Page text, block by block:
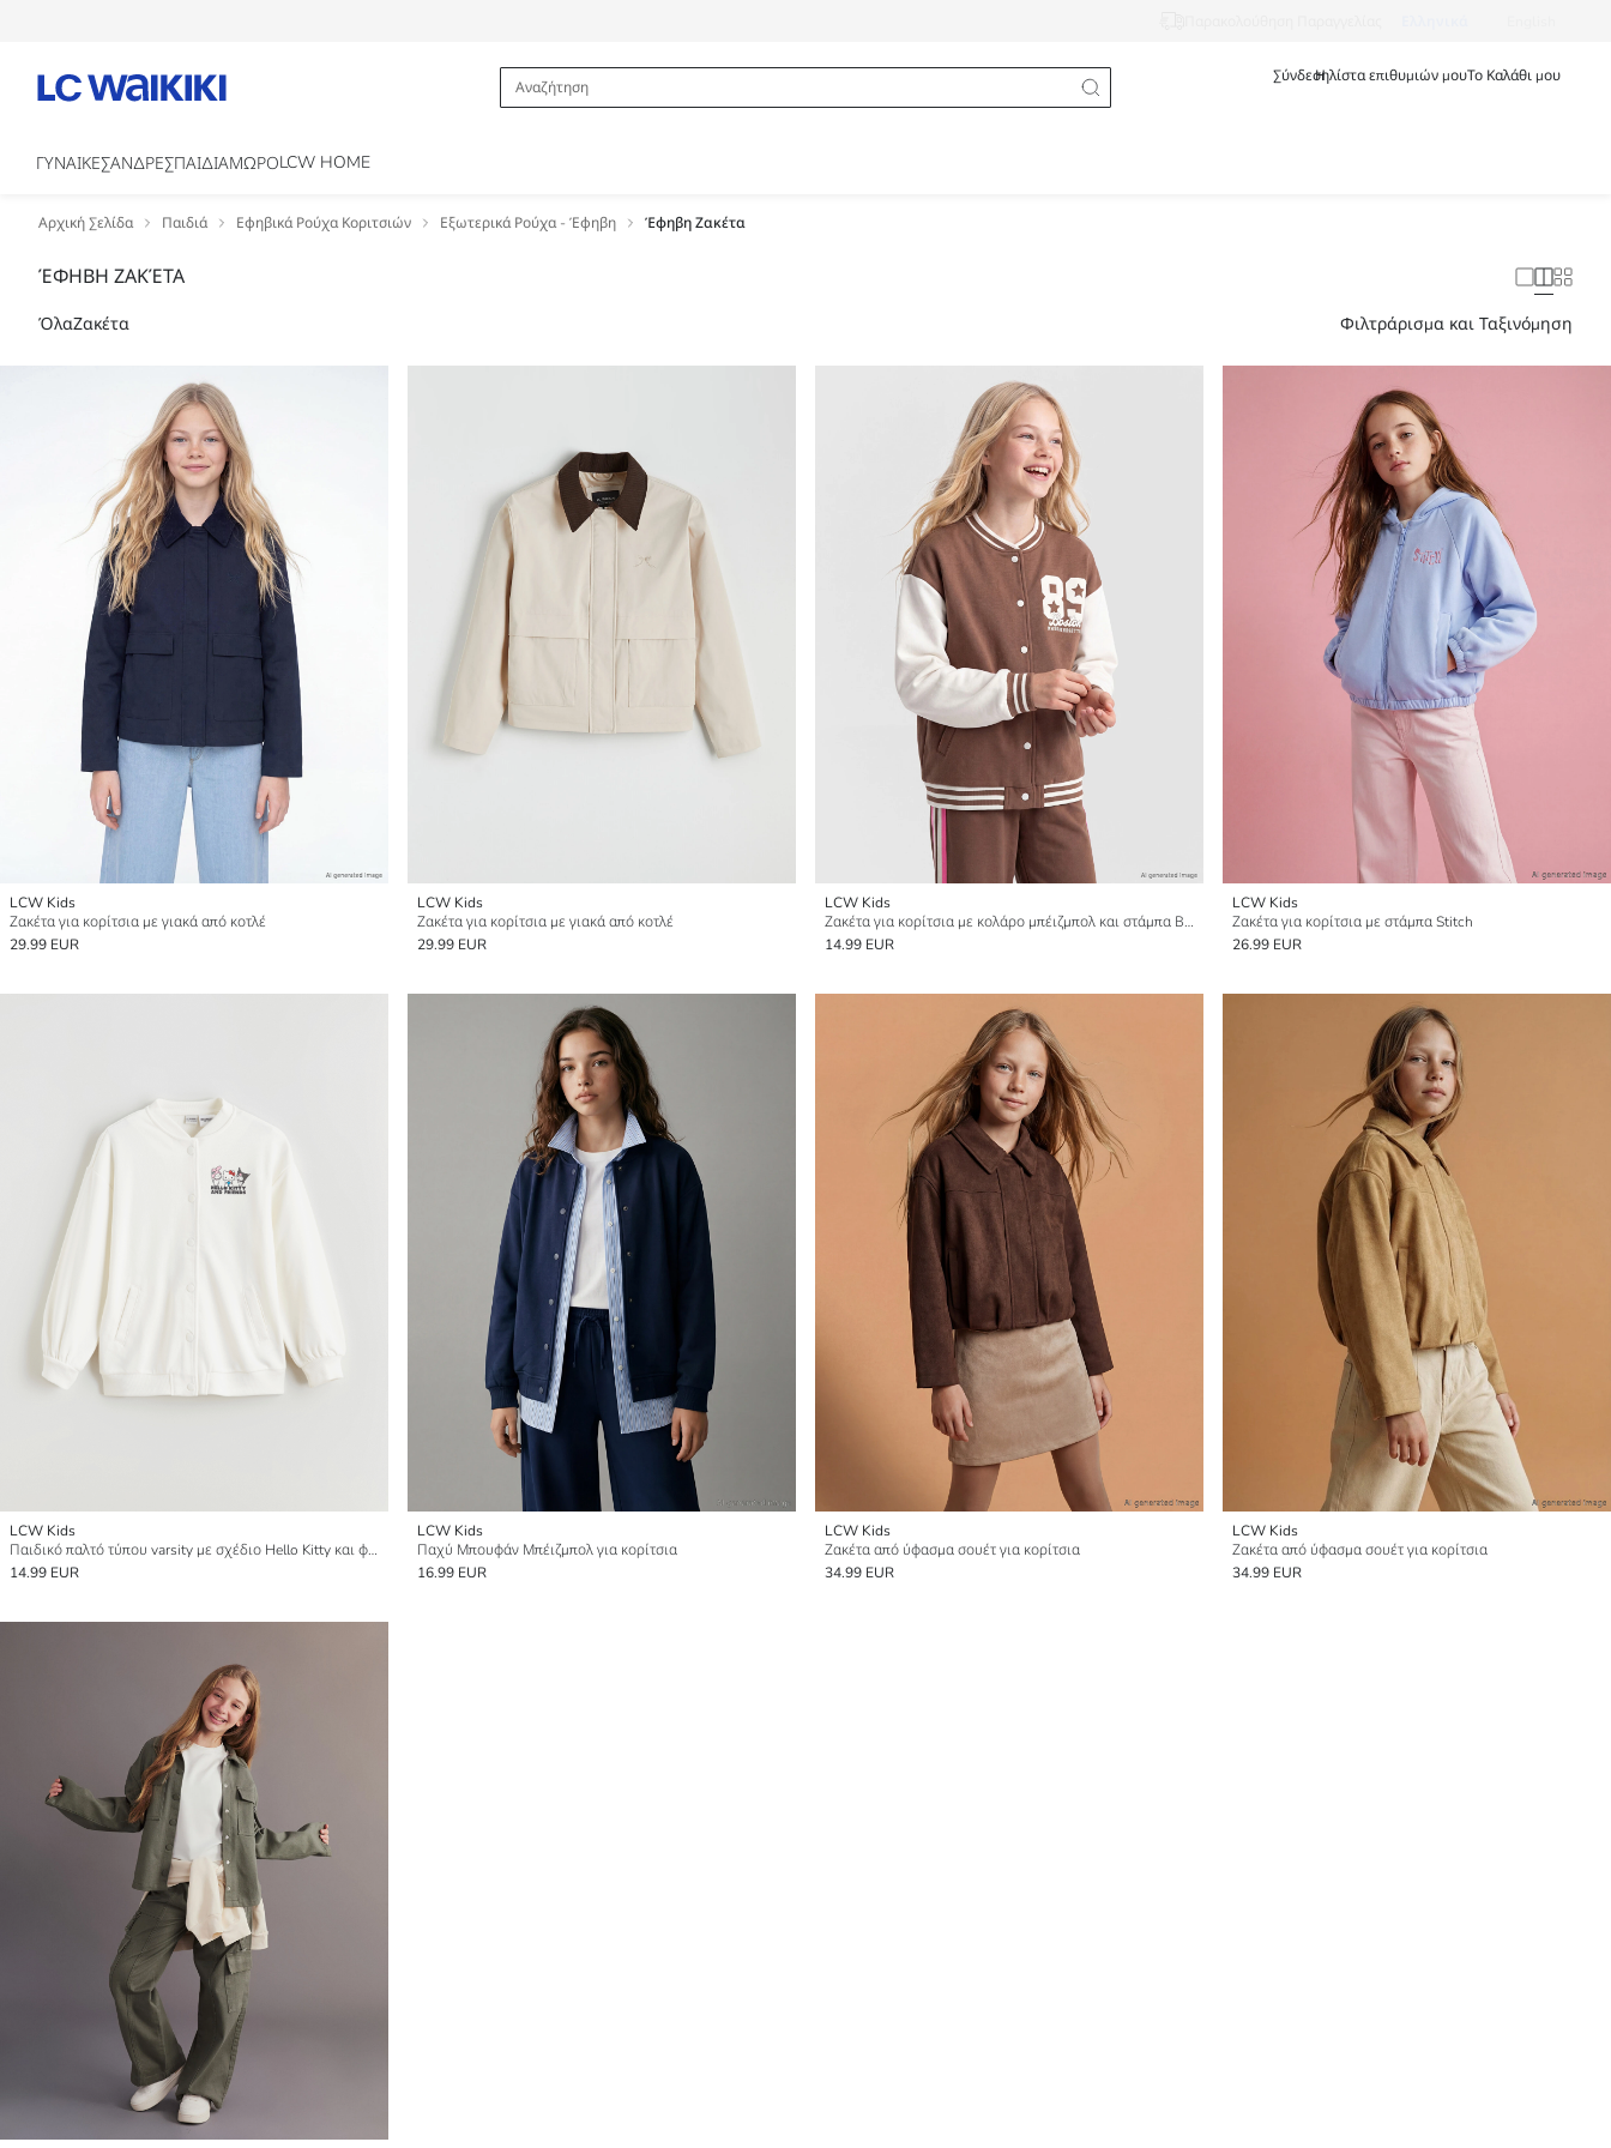
ΣύνδεσηΗ λίστα επιθυμιών μουΤο Καλάθι μου
ΓΥΝΑΙΚΕΣΑΝΔΡΕΣΠΑΙΔΙΑΜΩΡΟLCW HOME
Αρχική Σελίδα Παιδιά Εφηβικά Ρούχα Κοριτσιών Εξωτερικά Ρούχα - Έφηβη Έφηβη Ζακέτα
ΈΦΗΒΗ ΖΑΚΈΤΑ
ΌλαΖακέτα Φιλτράρισμα και Ταξινόμηση
LCW Kids
Ζακέτα για κορίτσια με γιακά από κοτλέ
29.99 EUR
LCW Kids
Ζακέτα για κορίτσια με γιακά από κοτλέ
29.99 EUR
LCW Kids
Ζακέτα για κορίτσια με κολάρο μπέιζμπολ και στάμπα Βοστώνη
14.99 EUR
LCW Kids
Ζακέτα για κορίτσια με στάμπα Stitch
26.99 EUR
LCW Kids
Παιδικό παλτό τύπου varsity με σχέδιο Hello Kitty και φίλους, για κορίτσια.
14.99 EUR
LCW Kids
Παχύ Μπουφάν Μπέιζμπολ για κορίτσια
16.99 EUR
LCW Kids
Ζακέτα από ύφασμα σουέτ για κορίτσια
34.99 EUR
LCW Kids
Ζακέτα από ύφασμα σουέτ για κορίτσια
34.99 EUR